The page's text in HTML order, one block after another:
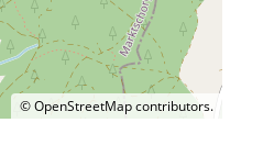
©OpenStreetMapcontributors.